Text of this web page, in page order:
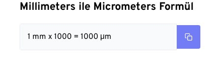
Millimeters ile Micrometers Formül
1 mm x 1000 = 1000 μm